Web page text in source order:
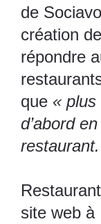
de
création
répondre
que «
d’abord
site web à